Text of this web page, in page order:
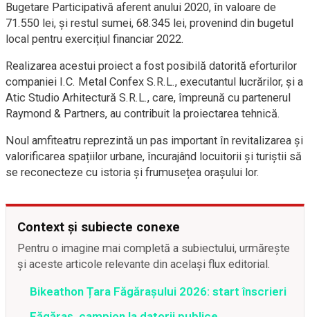
Bugetare Participativă aferent anului 2020, în valoare de
71.550 lei, și restul sumei, 68.345 lei, provenind din bugetul
local pentru exercițiul financiar 2022.
Realizarea acestui proiect a fost posibilă datorită eforturilor
companiei I.C. Metal Confex S.R.L., executantul lucrărilor, și a
Atic Studio Arhitectură S.R.L., care, împreună cu partenerul
Raymond & Partners, au contribuit la proiectarea tehnică.
Noul amfiteatru reprezintă un pas important în revitalizarea și
valorificarea spațiilor urbane, încurajând locuitorii și turiștii să
se reconecteze cu istoria și frumusețea orașului lor.
Context și subiecte conexe
Pentru o imagine mai completă a subiectului, urmărește
și aceste articole relevante din același flux editorial.
Bikeathon Țara Făgărașului 2026: start înscrieri